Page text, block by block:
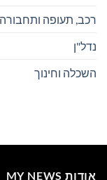
רכב, תעופה ותחבורה
נדל"ן
השכלה וחינוך
אודות MY NEWS